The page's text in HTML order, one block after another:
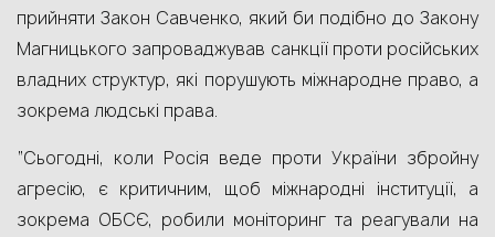
прийняти Закон Савченко, який би подібно до Закону
Магницького запроваджував санкції проти російських
владних структур, які порушують міжнародне право, а
зокрема людські права.
“Сьогодні, коли Росія веде проти України збройну
агресію, є критичним, щоб міжнародні інституції, а
зокрема ОБСЄ, робили моніторинг та реагували на